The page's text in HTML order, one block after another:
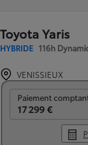
Toyota Yaris
HYBRIDE 116h
VENISSIEUX
Paiement
17 299 €